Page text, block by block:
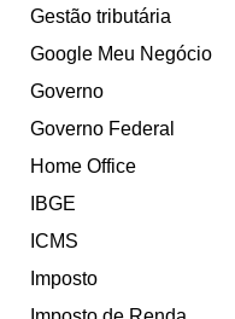
Gestão tributária
Google Meu Negócio
Governo
Governo Federal
Home Office
IBGE
ICMS
Imposto